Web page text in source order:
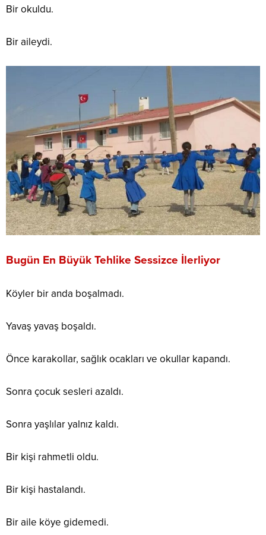
Bir okuldu.
Bir aileydi.
Bugün En Büyük Tehlike Sessizce İlerliyor
Köyler bir anda boşalmadı.
Yavaş yavaş boşaldı.
Önce karakollar, sağlık ocakları ve okullar kapandı.
Sonra çocuk sesleri azaldı.
Sonra yaşlılar yalnız kaldı.
Bir kişi rahmetli oldu.
Bir kişi hastalandı.
Bir aile köye gidemedi.